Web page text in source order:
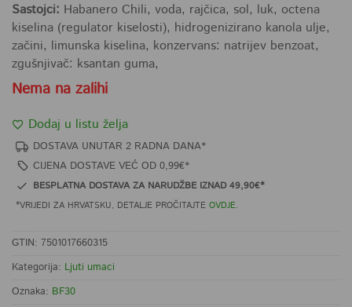
Sastojci: Habanero Chili, voda, rajčica, sol, luk, octena
kiselina (regulator kiselosti), hidrogenizirano kanola ulje,
začini, limunska kiselina, konzervans: natrijev benzoat,
zgušnjivač: ksantan guma,
Nema na zalihi
Dodaj u listu želja
DOSTAVA UNUTAR 2 RADNA DANA*
CIJENA DOSTAVE VEĆ OD 0,99€*
BESPLATNA DOSTAVA ZA NARUDŽBE IZNAD 49,90€*
*VRIJEDI ZA HRVATSKU, DETALJE PROČITAJTE OVDJE.
GTIN: 7501017660315
Kategorija: Ljuti umaci
Oznaka: BF30